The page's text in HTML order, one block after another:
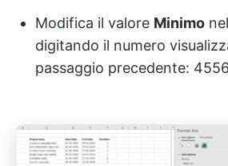
Modifica il valore Minimo
digitando il numero
passaggio precedente: